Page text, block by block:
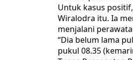
Untuk kasus
Wiralodra itu. Ia
menjalani
“Dia belum lama
pukul 08.35